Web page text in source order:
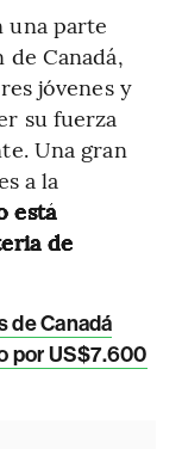
una parte
Canadá,
jóvenes y
su fuerza
Una gran
a la
está
de
de Canadá
por US$7.600